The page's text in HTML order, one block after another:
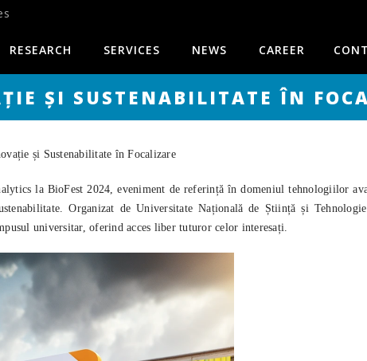
RESEARCH SERVICES NEWS CAREER
ȘI SUSTENABILITATE ÎN
și Sustenabilitate în Focalizare
la BioFest 2024, eveniment de referință în domeniul tehnologiilor
Organizat de Universitate Națională de Știință și
universitar, oferind acces liber tuturor celor interesați.